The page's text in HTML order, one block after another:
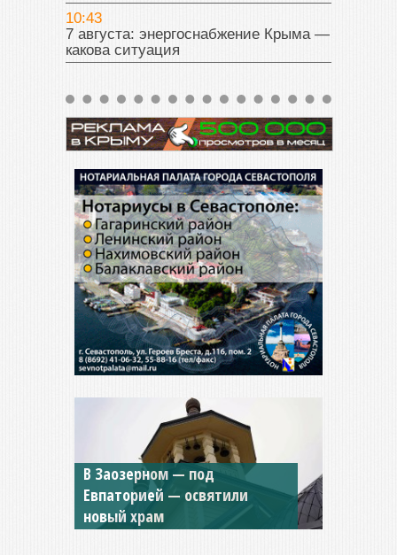
10:43
7 августа: энергоснабжение Крыма —
какова ситуация
В Заозерном — под
Евпаторией — освятили
новый храм
Мужской монастырь Косьмы
и Дамиана в Крыму вновь
открыт для посещения